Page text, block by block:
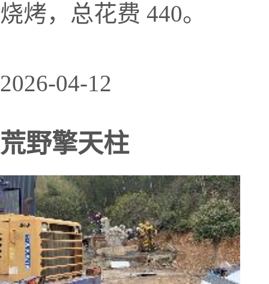
烧烤，总花费 440。
2026-04-12
荒野擎天柱